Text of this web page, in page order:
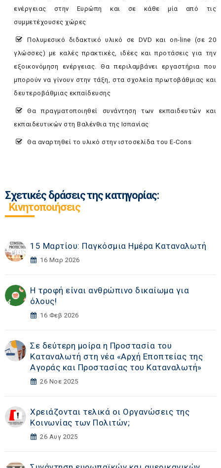
ενέργειας στην Ευρώπη και σε κάθε μία από τις
συμμετέχουσες χώρες
Πολυμεσικό διδακτικό υλικό σε DVD και on-line (σε 20
γλώσσες) με καλές πρακτικές, ιδέες και προτάσεις για την
εξοικονόμηση ενέργειας. Θα περιλαμβάνει εργαστήρια που
μπορούν να γίνουν στην τάξη, στα σχολεία πρωτοβάθμιας και
δευτεροβάθμιας εκπαίδευσης
Θα πραγματοποιηθεί συνάντηση των εκπαιδευτών και
εκπαιδευτικών στη Βαλένθια της Ισπανίας
Θα αναρτηθεί το υλικό στην ιστοσελίδα του E-Cons
Σχετικές δράσεις της κατηγορίας:
Κινητοποιήσεις
15 Μαρτίου: Παγκόσμια Ημέρα Καταναλωτή
16 Μαρ 2026
Η τροφή είναι ανθρώπινο δικαίωμα για
όλους!
16 Φεβ 2026
Σε δεύτερη μοίρα η Προστασία του
Καταναλωτή στη νέα «Αρχή Εποπτείας της
Αγοράς και Προστασίας του Καταναλωτή»
26 Νοε 2025
Χρειάζονται τελικά οι Οργανώσεις της
Κοινωνίας των Πολιτών;
26 Αυγ 2025